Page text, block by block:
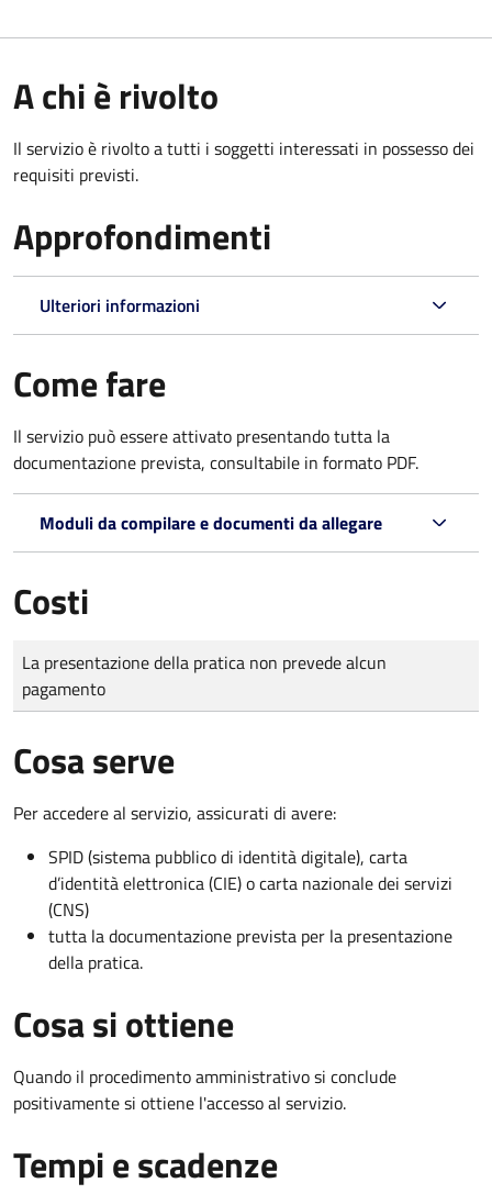
A chi è rivolto
Il servizio è rivolto a tutti i soggetti interessati in possesso dei
requisiti previsti.
Approfondimenti
Ulteriori informazioni
Come fare
Il servizio può essere attivato presentando tutta la
documentazione prevista, consultabile in formato PDF.
Moduli da compilare e documenti da allegare
Costi
Tipo di pagamento
Importo
La presentazione della pratica non prevede alcun
pagamento
Cosa serve
Per accedere al servizio, assicurati di avere:
SPID (sistema pubblico di identità digitale), carta
d’identità elettronica (CIE) o carta nazionale dei servizi
(CNS)
tutta la documentazione prevista per la presentazione
della pratica.
Cosa si ottiene
Quando il procedimento amministrativo si conclude
positivamente si ottiene l'accesso al servizio.
Tempi e scadenze